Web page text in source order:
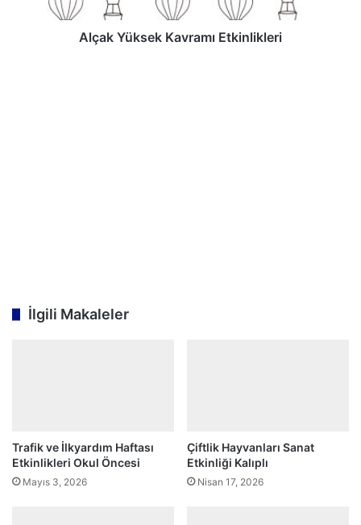
Alçak Yüksek Kavramı Etkinlikleri
İlgili Makaleler
Trafik ve İlkyardım Haftası
Etkinlikleri Okul Öncesi
Mayıs 3, 2026
Çiftlik Hayvanları Sanat
Etkinliği Kalıplı
Nisan 17, 2026